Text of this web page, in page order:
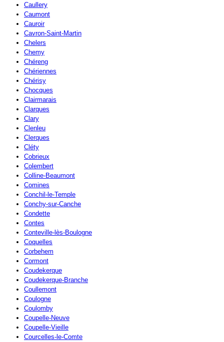
Caullery
Caumont
Cauroir
Cavron-Saint-Martin
Chelers
Chemy
Chéreng
Chériennes
Chérisy
Chocques
Clairmarais
Clarques
Clary
Clenleu
Clerques
Cléty
Cobrieux
Colembert
Colline-Beaumont
Comines
Conchil-le-Temple
Conchy-sur-Canche
Condette
Contes
Conteville-lès-Boulogne
Coquelles
Corbehem
Cormont
Coudekerque
Coudekerque-Branche
Coullemont
Coulogne
Coulomby
Coupelle-Neuve
Coupelle-Vieille
Courcelles-le-Comte